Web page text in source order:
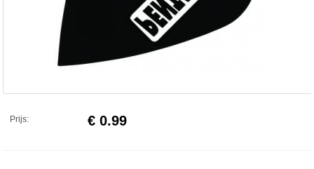
Prijs: € 0.99